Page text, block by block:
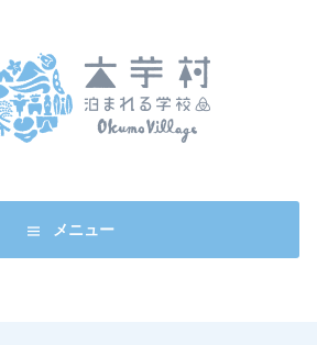
メニュー